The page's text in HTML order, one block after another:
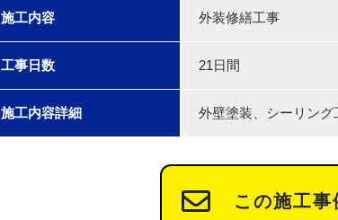
施工内容 外装修繕工事
工事日数 21日間
施工内容詳細 外壁塗装、シーリング
この施工